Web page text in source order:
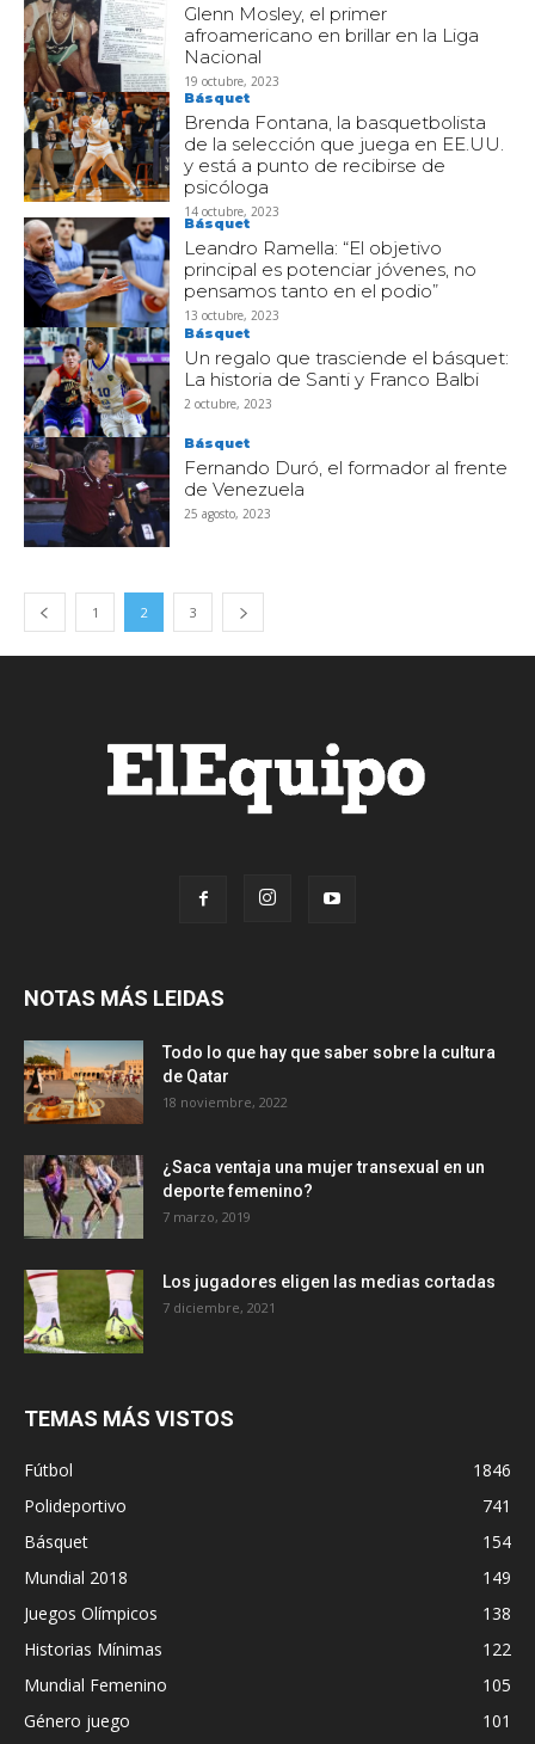
Glenn Mosley, el primer
afroamericano en brillar en la Liga
Nacional
19 octubre, 2023
Básquet
Brenda Fontana, la basquetbolista
de la selección que juega en EE.UU.
y está a punto de recibirse de
psicóloga
14 octubre, 2023
Básquet
Leandro Ramella: “El objetivo
principal es potenciar jóvenes, no
pensamos tanto en el podio”
13 octubre, 2023
Básquet
Un regalo que trasciende el básquet:
La historia de Santi y Franco Balbi
2 octubre, 2023
Básquet
Fernando Duró, el formador al frente
de Venezuela
25 agosto, 2023
1 2 3
NOTAS MÁS LEIDAS
Todo lo que hay que saber sobre la cultura
de Qatar
18 noviembre, 2022
¿Saca ventaja una mujer transexual en un
deporte femenino?
7 marzo, 2019
Los jugadores eligen las medias cortadas
7 diciembre, 2021
TEMAS MÁS VISTOS
Fútbol
1846
Polideportivo
741
Básquet
154
Mundial 2018
149
Juegos Olímpicos
138
Historias Mínimas
122
Mundial Femenino
105
Género juego
101